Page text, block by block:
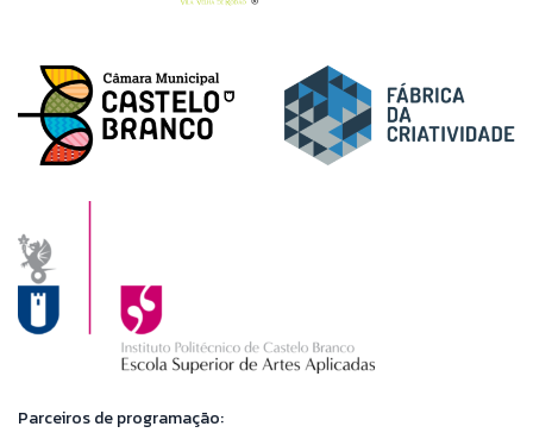
Parceiros de programação: